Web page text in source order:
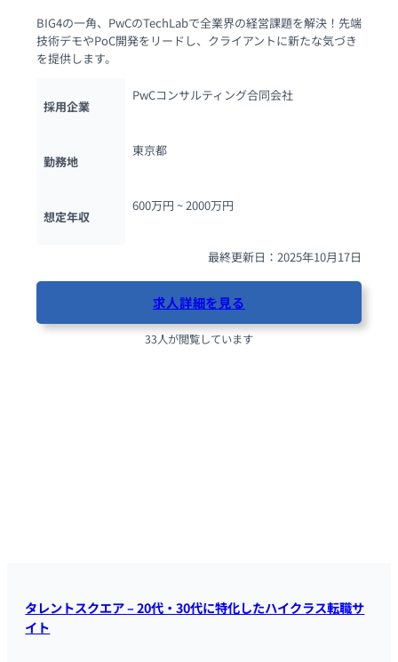
BIG4の一角、PwCのTechLabで全業界の経営課題を解決！先端
技術デモやPoC開発をリードし、クライアントに新たな気づき
を提供します。
採用企業
PwCコンサルティング合同会社
勤務地
東京都
想定年収
600万円 ~ 2000万円
最終更新日：2025年10月17日
求人詳細を見る
33人が閲覧しています
タレントスクエア – 20代・30代に特化したハイクラス転職サ
イト